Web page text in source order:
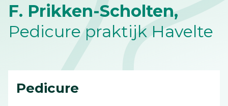
F. Prikken-Scholten,
Pedicure praktijk Havelte
Pedicure